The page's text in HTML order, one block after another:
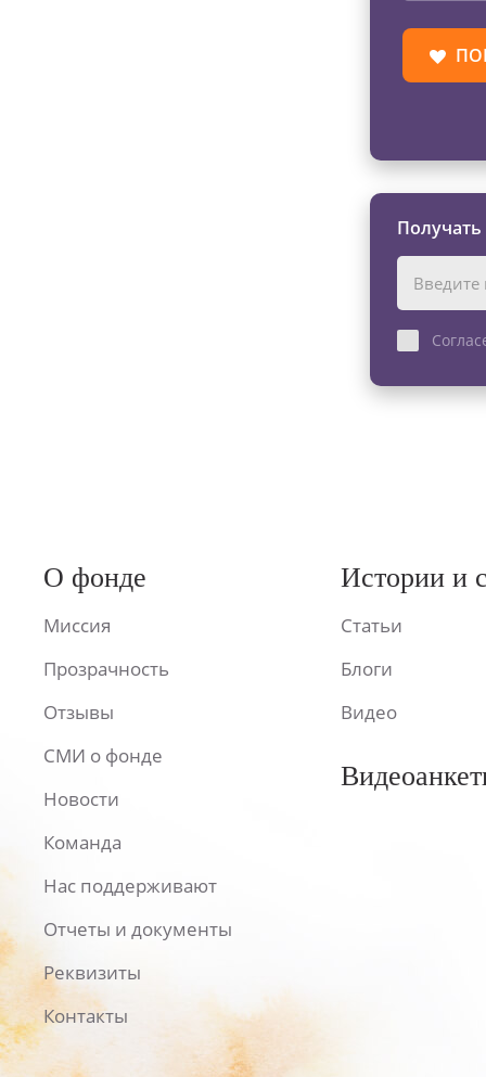
О фонде
Миссия
Прозрачность
Отзывы
СМИ о фонде
Новости
Команда
Нас поддерживают
Отчеты и документы
Реквизиты
Контакты
Истории и
Статьи
Блоги
Видео